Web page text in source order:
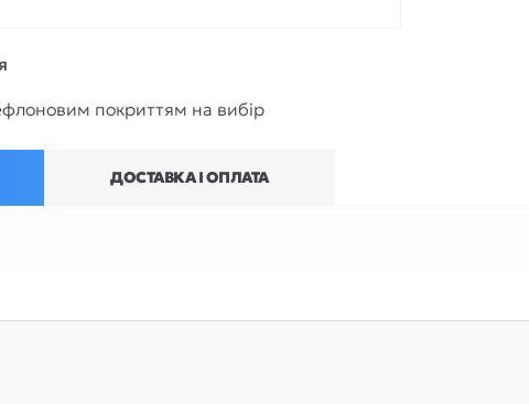
покриттям на вибір
ДОСТАВКА І ОПЛАТА